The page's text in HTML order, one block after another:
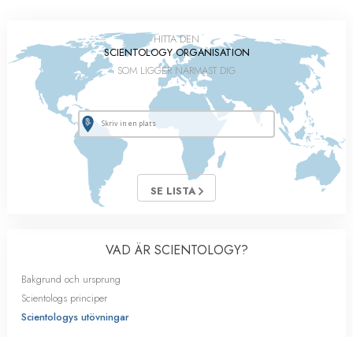
HITTA DEN
SCIENTOLOGY ORGANISATION
SOM LIGGER NÄRMAST DIG
SE LISTA
VAD ÄR SCIENTOLOGY?
Bakgrund och ursprung
Scientologs principer
Scientologys utövningar